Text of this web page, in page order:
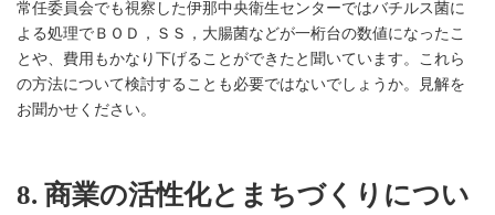
常任委員会でも視察した伊那中央衛生センターではバチルス菌に
よる処理でＢＯＤ，ＳＳ，大腸菌などが一桁台の数値になったこ
とや、費用もかなり下げることができたと聞いています。これら
の方法について検討することも必要ではないでしょうか。見解を
お聞かせください。
8. 商業の活性化とまちづくりについ